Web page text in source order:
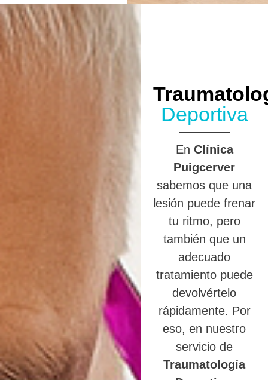
Deportiva
En Clínica
Puigcerver
sabemos que una
lesión puede frenar
tu ritmo, pero
también que un
adecuado
tratamiento puede
devolvértelo
rápidamente. Por
eso, en nuestro
servicio de
Traumatología